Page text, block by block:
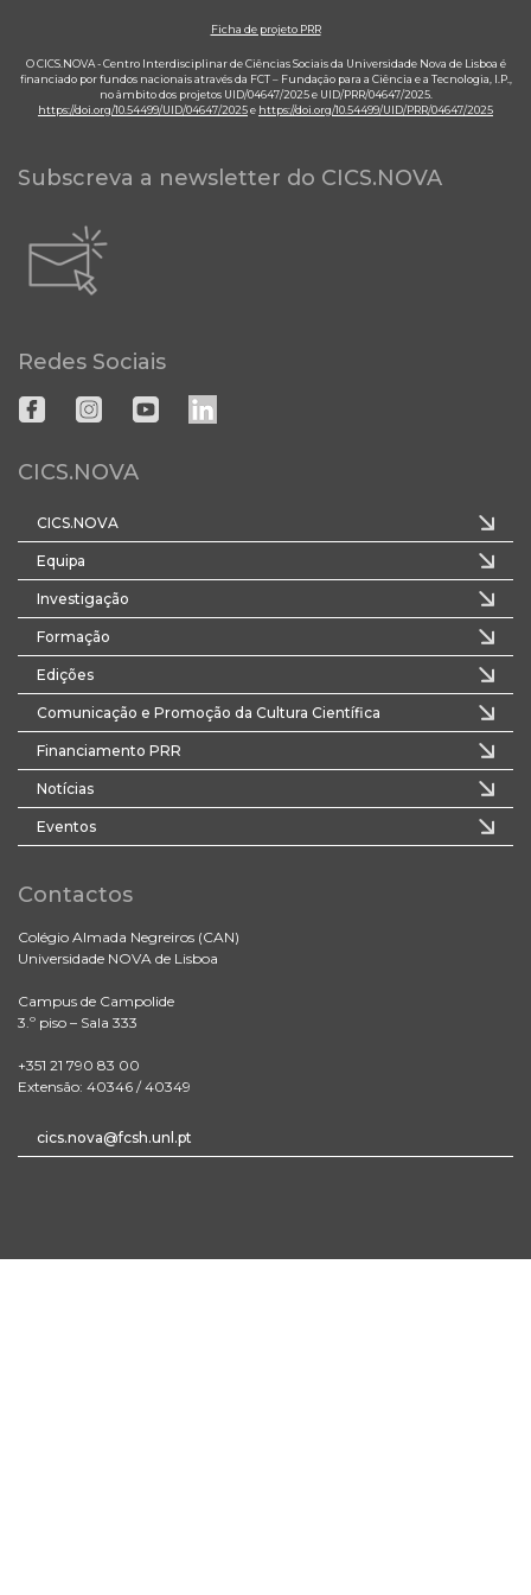
Ficha de projeto PRR
O CICS.NOVA - Centro Interdisciplinar de Ciências Sociais da Universidade Nova de Lisboa é
financiado por fundos nacionais através da FCT – Fundação para a Ciência e a Tecnologia, I.P.,
no âmbito dos projetos UID/04647/2025 e UID/PRR/04647/2025.
https://doi.org/10.54499/UID/04647/2025e https://doi.org/10.54499/UID/PRR/04647/2025
Subscreva a newsletter do CICS.NOVA
Redes Sociais
CICS.NOVA
CICS.NOVA
Equipa
Investigação
Formação
Edições
Comunicação e Promoção da Cultura Científica
Financiamento PRR
Notícias
Eventos
Contactos
Colégio Almada Negreiros (CAN)
Universidade NOVA de Lisboa
Campus de Campolide
3.º piso – Sala 333
+351 21 790 83 00
Extensão: 40346 / 40349
cics.nova@fcsh.unl.pt